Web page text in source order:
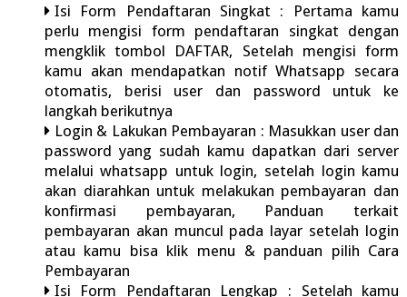
Isi Form Pendaftaran Singkat : Pertama kamu
perlu mengisi form pendaftaran singkat dengan
mengklik tombol DAFTAR, Setelah mengisi form
kamu akan mendapatkan notif Whatsapp secara
otomatis, berisi user dan password untuk ke
langkah berikutnya
Login & Lakukan Pembayaran : Masukkan user dan
password yang sudah kamu dapatkan dari server
melalui whatsapp untuk login, setelah login kamu
akan diarahkan untuk melakukan pembayaran dan
konfirmasi pembayaran, Panduan terkait
pembayaran akan muncul pada layar setelah login
atau kamu bisa klik menu & panduan pilih Cara
Pembayaran
Isi Form Pendaftaran Lengkap : Setelah kamu